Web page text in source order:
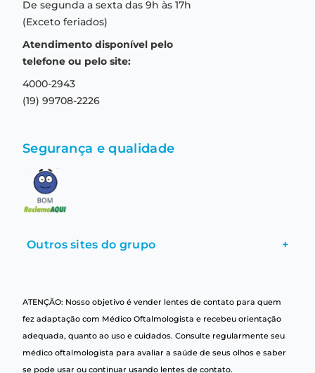
Formas de pagamento
Aviso de privacidade
Termos e condições de uso
Troca e devolução
Central de relacionamento
De segunda a sexta das 9h às 17h
(Exceto feriados)
Atendimento disponível pelo
telefone ou pelo site:
4000-2943
(19) 99708-2226
Segurança e qualidade
Outros sites do grupo +
ATENÇÃO: Nosso objetivo é vender lentes de contato para quem
fez adaptação com Médico Oftalmologista e recebeu orientação
adequada, quanto ao uso e cuidados. Consulte regularmente seu
médico oftalmologista para avaliar a saúde de seus olhos e saber
se pode usar ou continuar usando lentes de contato.